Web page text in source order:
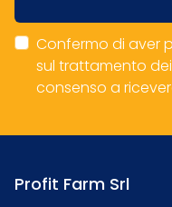
Confermo di aver
sul trattamento
consenso a
Profit Farm Srl